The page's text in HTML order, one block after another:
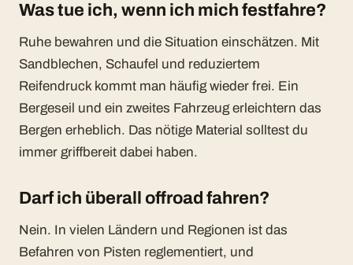
Was tue ich, wenn ich mich festfahre?
Ruhe bewahren und die Situation einschätzen. Mit
Sandblechen, Schaufel und reduziertem
Reifendruck kommt man häufig wieder frei. Ein
Bergeseil und ein zweites Fahrzeug erleichtern das
Bergen erheblich. Das nötige Material solltest du
immer griffbereit dabei haben.
Darf ich überall offroad fahren?
Nein. In vielen Ländern und Regionen ist das
Befahren von Pisten reglementiert, und